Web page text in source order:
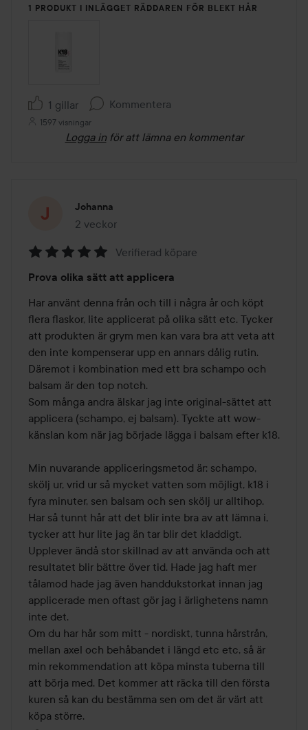
1 PRODUKT I INLÄGGET RÄDDAREN FÖR BLEKT HÅR
1 gillar Kommentera
1597 visningar
Logga in för att lämna en kommentar
Johanna
2 veckor
Inlägget skapades 2 veckor
5
av
5
Verifierad köpare
Prova olika sätt att applicera
Har använt denna från och till i några år och köpt
flera flaskor, lite applicerat på olika sätt etc. Tycker
att produkten är grym men kan vara bra att veta att
den inte kompenserar upp en annars dålig rutin.
Däremot i kombination med ett bra schampo och
balsam är den top notch.
Som många andra älskar jag inte original-sättet att
applicera (schampo, ej balsam). Tyckte att wow-
känslan kom när jag började lägga i balsam efter k18.
Min nuvarande appliceringsmetod är: schampo,
skölj ur, vrid ur så mycket vatten som möjligt, k18 i
fyra minuter, sen balsam och sen skölj ur alltihop.
Har så tunnt hår att det blir inte bra av att lämna i,
tycker att hur lite jag än tar blir det kladdigt.
Upplever ändå stor skillnad av att använda och att
resultatet blir bättre över tid. Hade jag haft mer
tålamod hade jag även handdukstorkat innan jag
applicerade men oftast gör jag i ärlighetens namn
inte det.
Om du har hår som mitt - nordiskt, tunna hårstrån,
mellan axel och behåbandet i längd etc etc, så är
min rekommendation att köpa minsta tuberna till
att börja med. Det kommer att räcka till den första
kuren så kan du bestämma sen om det är värt att